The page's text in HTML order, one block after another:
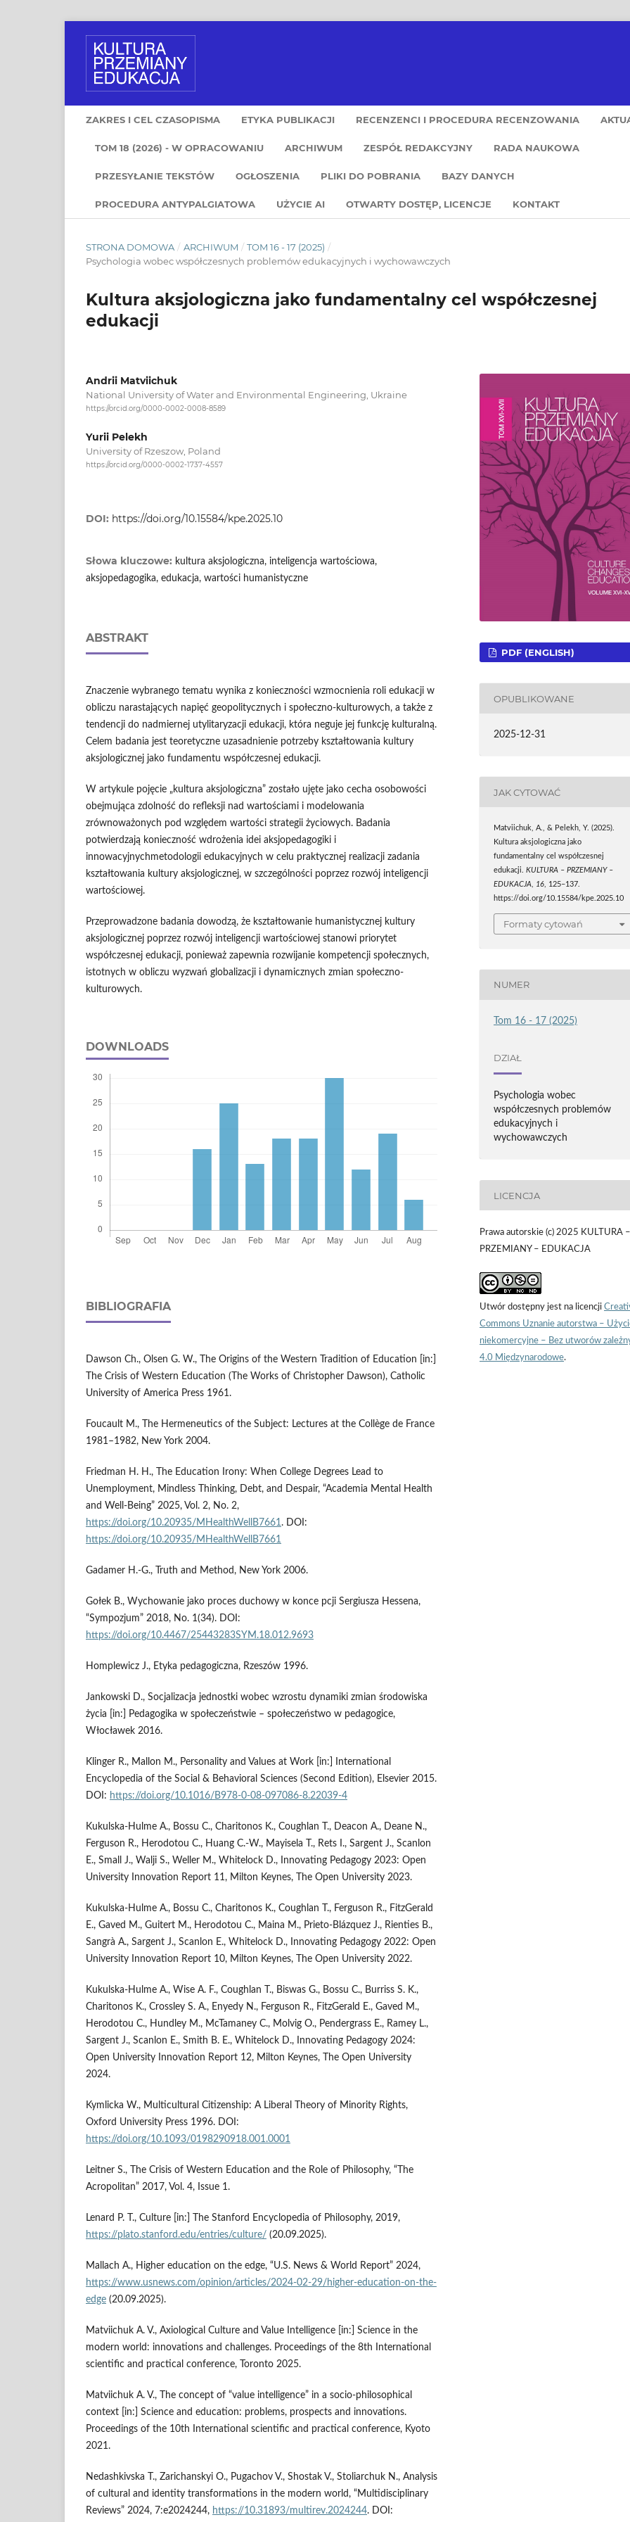
ZAKRES I CEL CZASOPISMA ETYKA PUBLIKACJI RECENZENCI I PROCEDURA RECENZOWANIA
TOM 18 (2026) - W OPRACOWANIU ARCHIWUM ZESPÓŁ REDAKCYJNY RADA NAUKOWA
PRZESYŁANIE TEKSTÓW OGŁOSZENIA PLIKI DO POBRANIA BAZY DANYCH
PROCEDURA ANTYPALGIATOWA UŻYCIE AI OTWARTY DOSTĘP, LICENCJE KONTAKT
STRONA DOMOWA / ARCHIWUM / TOM 16 - 17 (2025) /
Psychologia wobec współczesnych problemów edukacyjnych i wychowawczych
Kultura aksjologiczna jako fundamentalny cel współczesnej
edukacji
Andrii Matviichuk
National University of Water and Environmental Engineering, Ukraine
https://orcid.org/0000-0002-0008-8589
Yurii Pelekh
University of Rzeszow, Poland
https://orcid.org/0000-0002-1737-4557
DOI: https://doi.org/10.15584/kpe.2025.10
Słowa kluczowe: kultura aksjologiczna, inteligencja wartościowa,
aksjopedagogika, edukacja, wartości humanistyczne
ABSTRAKT
Znaczenie wybranego tematu wynika z konieczności wzmocnienia roli edukacji w
obliczu narastających napięć geopolitycznych i społeczno-kulturowych, a także z
tendencji do nadmiernej utylitaryzacji edukacji, która neguje jej funkcję kulturalną.
Celem badania jest teoretyczne uzasadnienie potrzeby kształtowania kultury
aksjologicznej jako fundamentu współczesnej edukacji.
W artykule pojęcie „kultura aksjologiczna” zostało ujęte jako cecha osobowości
obejmująca zdolność do refleksji nad wartościami i modelowania
zrównoważonych pod względem wartości strategii życiowych. Badania
potwierdzają konieczność wdrożenia idei aksjopedagogiki i
innowacyjnychmetodologii edukacyjnych w celu praktycznej realizacji zadania
kształtowania kultury aksjologicznej, w szczególności poprzez rozwój inteligencji
wartościowej.
Przeprowadzone badania dowodzą, że kształtowanie humanistycznej kultury
aksjologicznej poprzez rozwój inteligencji wartościowej stanowi priorytet
współczesnej edukacji, ponieważ zapewnia rozwijanie kompetencji społecznych,
istotnych w obliczu wyzwań globalizacji i dynamicznych zmian społeczno-
kulturowych.
DOWNLOADS
BIBLIOGRAFIA
Dawson Ch., Olsen G. W., The Origins of the Western Tradition of Education [in:]
The Crisis of Western Education (The Works of Christopher Dawson), Catholic
University of America Press 1961.
Foucault M., The Hermeneutics of the Subject: Lectures at the Collège de France
1981–1982, New York 2004.
Friedman H. H., The Education Irony: When College Degrees Lead to
Unemployment, Mindless Thinking, Debt, and Despair, “Academia Mental Health
and Well-Being” 2025, Vol. 2, No. 2,
https://doi.org/10.20935/MHealthWellB7661 . DOI:
https://doi.org/10.20935/MHealthWellB7661
Gadamer H.-G., Truth and Method, New York 2006.
Gołek B., Wychowanie jako proces duchowy w konce pcji Sergiusza Hessena,
“Sympozjum” 2018, No. 1(34). DOI:
https://doi.org/10.4467/25443283SYM.18.012.9693
Homplewicz J., Etyka pedagogiczna, Rzeszów 1996.
Jankowski D., Socjalizacja jednostki wobec wzrostu dynamiki zmian środowiska
życia [in:] Pedagogika w społeczeństwie – społeczeństwo w pedagogice,
Włocławek 2016.
Klinger R., Mallon M., Personality and Values at Work [in:] International
Encyclopedia of the Social & Behavioral Sciences (Second Edition), Elsevier 2015.
DOI: https://doi.org/10.1016/B978-0-08-097086-8.22039-4
Kukulska-Hulme A., Bossu C., Charitonos K., Coughlan T., Deacon A., Deane N.,
Ferguson R., Herodotou C., Huang C.-W., Mayisela T., Rets I., Sargent J., Scanlon
E., Small J., Walji S., Weller M., Whitelock D., Innovating Pedagogy 2023: Open
University Innovation Report 11, Milton Keynes, The Open University 2023.
Kukulska-Hulme A., Bossu C., Charitonos K., Coughlan T., Ferguson R., FitzGerald
E., Gaved M., Guitert M., Herodotou C., Maina M., Prieto-Blázquez J., Rienties B.,
Sangrà A., Sargent J., Scanlon E., Whitelock D., Innovating Pedagogy 2022: Open
University Innovation Report 10, Milton Keynes, The Open University 2022.
Kukulska-Hulme A., Wise A. F., Coughlan T., Biswas G., Bossu C., Burriss S. K.,
Charitonos K., Crossley S. A., Enyedy N., Ferguson R., FitzGerald E., Gaved M.,
Herodotou C., Hundley M., McTamaney C., Molvig O., Pendergrass E., Ramey L.,
Sargent J., Scanlon E., Smith B. E., Whitelock D., Innovating Pedagogy 2024:
Open University Innovation Report 12, Milton Keynes, The Open University
2024.
Kymlicka W., Multicultural Citizenship: A Liberal Theory of Minority Rights,
Oxford University Press 1996. DOI:
https://doi.org/10.1093/0198290918.001.0001
Leitner S., The Crisis of Western Education and the Role of Philosophy, “The
Acropolitan” 2017, Vol. 4, Issue 1.
Lenard P. T., Culture [in:] The Stanford Encyclopedia of Philosophy, 2019,
https://plato.stanford.edu/entries/culture/ (20.09.2025).
Mallach A., Higher education on the edge, “U.S. News & World Report” 2024,
https://www.usnews.com/opinion/articles/2024-02-29/higher-education-on-the-
edge (20.09.2025).
Matviichuk A. V., Axiological Culture and Value Intelligence [in:] Science in the
modern world: innovations and challenges. Proceedings of the 8th International
scientific and practical conference, Toronto 2025.
Matviichuk A. V., The concept of “value intelligence” in a socio-philosophical
context [in:] Science and education: problems, prospects and innovations.
Proceedings of the 10th International scientific and practical conference, Kyoto
2021.
Nedashkivska T., Zarichanskyi O., Pugachov V., Shostak V., Stoliarchuk N., Analysis
of cultural and identity transformations in the modern world, “Multidisciplinary
Reviews” 2024, 7:e2024244, https://10.31893/multirev.2024244. DOI:
PDF (ENGLISH)
OPUBLIKOWANE
2025-12-31
JAK CYTOWAĆ
Matviichuk, A., & Pelekh, Y. (2025).
Kultura aksjologiczna jako
fundamentalny cel współczesnej
edukacji.KULTURA – PRZEMIANY –
EDUKACJA, 16, 125–137.
https://doi.org/10.15584/kpe.2025.10
Formaty cytowań
NUMER
Tom 16 - 17 (2025)
DZIAŁ
Psychologia wobec
współczesnych problemów
edukacyjnych i
wychowawczych
LICENCJA
Prawa autorskie (c) 2025 KULTURA –
PRZEMIANY – EDUKACJA
Utwór dostępny jest na licencji
Commons Uznanie autorstwa –
niekomercyjne – Bez utworów
4.0 Międzynarodowe.